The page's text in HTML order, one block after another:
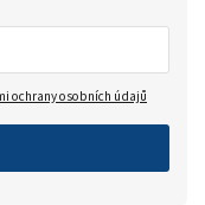
ochrany osobních údajů